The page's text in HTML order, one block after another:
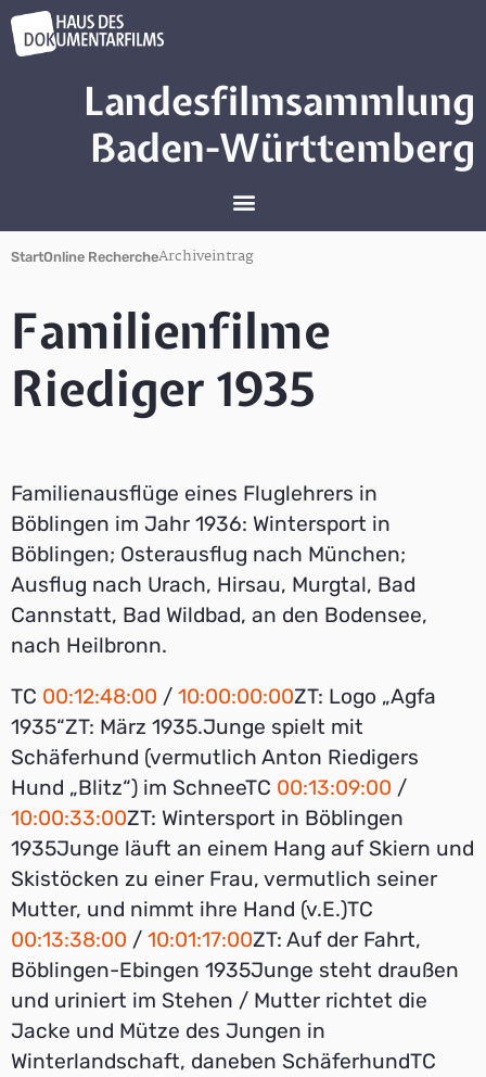
Landesfilmsammlung
Baden-Württemberg
StartOnline RechercheArchiveintrag
Familienfilme
Riediger 1935
Familienausflüge eines Fluglehrers in
Böblingen im Jahr 1936: Wintersport in
Böblingen; Osterausflug nach München;
Ausflug nach Urach, Hirsau, Murgtal, Bad
Cannstatt, Bad Wildbad, an den Bodensee,
nach Heilbronn.
TC 00:12:48:00 / 10:00:00:00ZT: Logo „Agfa
1935“ZT: März 1935.Junge spielt mit
Schäferhund (vermutlich Anton Riedigers
Hund „Blitz“) im SchneeTC 00:13:09:00 /
10:00:33:00ZT: Wintersport in Böblingen
1935Junge läuft an einem Hang auf Skiern und
Skistöcken zu einer Frau, vermutlich seiner
Mutter, und nimmt ihre Hand (v.E.)TC
00:13:38:00 / 10:01:17:00ZT: Auf der Fahrt,
Böblingen-Ebingen 1935Junge steht draußen
und uriniert im Stehen / Mutter richtet die
Jacke und Mütze des Jungen in
Winterlandschaft, daneben SchäferhundTC